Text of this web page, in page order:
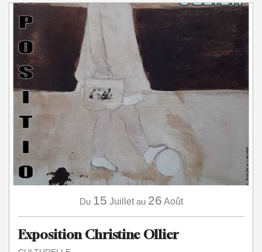
Du 15 Juillet au 26 Août
Exposition Christine Ollier